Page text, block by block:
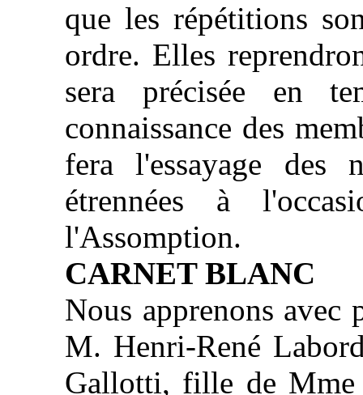
que les répétitions
ordre. Elles
sera précisée en
connaissance des
fera l'essayage des
étrennées à
l'Assomption.
CARNET BLANC
Nous apprenons avec
M. Henri-René
Gallotti, fille de Mme